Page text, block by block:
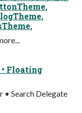
• Floating
• Search Delegate